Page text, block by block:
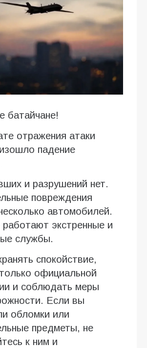
батайчане!
отражения атаки
падение
и разрушений нет.
повреждения
автомобилей.
экстренные и
службы.
спокойствие,
официальной
и соблюдать меры
Если вы
обломки или
предметы, не
к ним и